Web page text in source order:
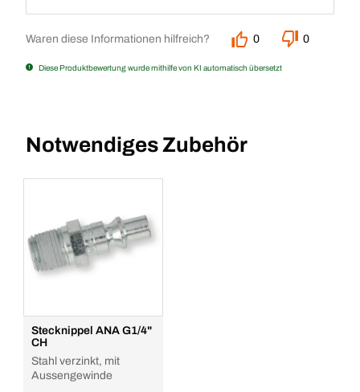
Waren diese Informationen hilfreich? 0 0
Diese Produktbewertung wurde mithilfe von KI automatisch übersetzt
Notwendiges Zubehör
Stecknippel ANA G1/4"
CH
Stahl verzinkt, mit
Aussengewinde